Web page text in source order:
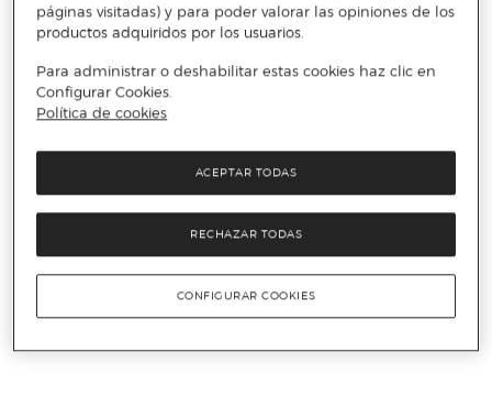
páginas visitadas) y para poder valorar las opiniones de los
productos adquiridos por los usuarios.
Para administrar o deshabilitar estas cookies haz clic en
Configurar Cookies.
Política de cookies
RECHAZAR TODAS
ACEPTAR TODAS
CONFIGURAR COOKIES